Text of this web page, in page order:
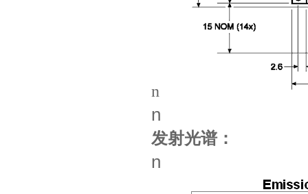
n
n
发射光谱：
n